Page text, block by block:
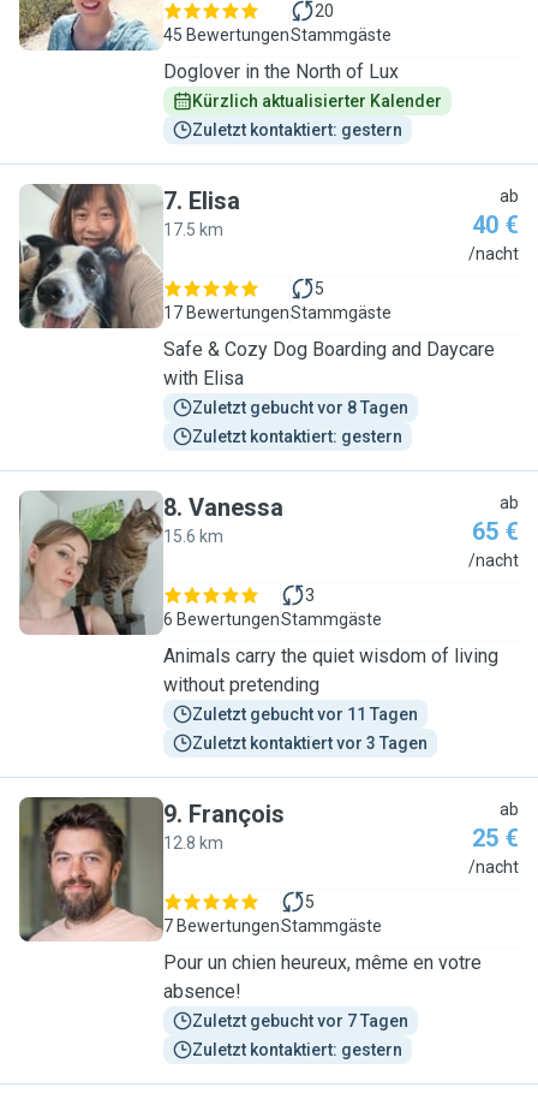
45 Bewertungen
20
Stammgäste
Doglover in the North of Lux
Kürzlich aktualisierter Kalender
Zuletzt kontaktiert: gestern
E
7. Elisa
17.5 km
ab
40 €
/nacht
17 Bewertungen
5
Stammgäste
Safe & Cozy Dog Boarding and Daycare
with Elisa
Zuletzt gebucht vor 8 Tagen
Zuletzt kontaktiert: gestern
V
8. Vanessa
15.6 km
ab
65 €
/nacht
6 Bewertungen
3
Stammgäste
Animals carry the quiet wisdom of living
without pretending
Zuletzt gebucht vor 11 Tagen
Zuletzt kontaktiert vor 3 Tagen
F
9. François
12.8 km
ab
25 €
/nacht
7 Bewertungen
5
Stammgäste
Pour un chien heureux, même en votre
absence!
Zuletzt gebucht vor 7 Tagen
Zuletzt kontaktiert: gestern